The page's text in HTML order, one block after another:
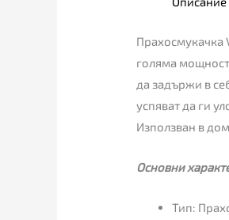
Прахосмукачка
голяма мощност
да задържи в
успяват да ги
Използван в
Основни
Тип: